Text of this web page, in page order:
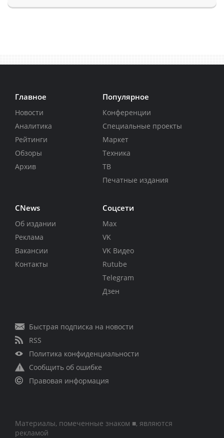
Главное
Новости
Аналитика
Рейтинги
Обзоры
Архив
Популярное
Конференции
Специальные проекты
Маркет
Техника
ТВ
Печатные издания
CNews
Об издании
Реклама
Вакансии
Контакты
Соцсети
Max
VK
VK Видео
Rutube
Telegram
Дзен
Быстрая подписка на новости
RSS
Политика конфиденциальности
Сообщить об ошибке
Правовая информация
Материалы, помеченные знаком ■, являются
рекламой